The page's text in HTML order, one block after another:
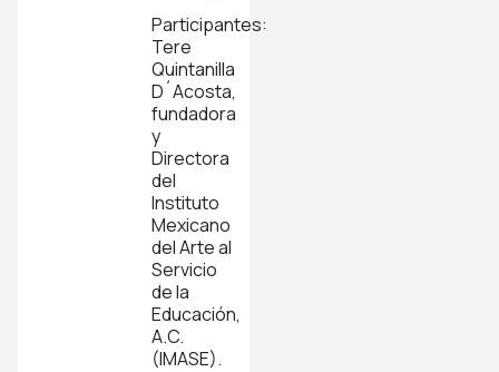
Participantes:
Tere
Quintanilla
D´Acosta,
fundadora
y
Directora
del
Instituto
Mexicano
del Arte al
Servicio
de la
Educación,
A.C.
(IMASE).